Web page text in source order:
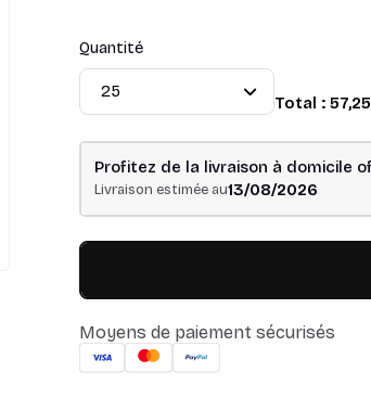
Quantité
Total :
Profitez de la livraison à domicile
Livraison estimée au13/08/2026
Moyens de paiement sécurisés